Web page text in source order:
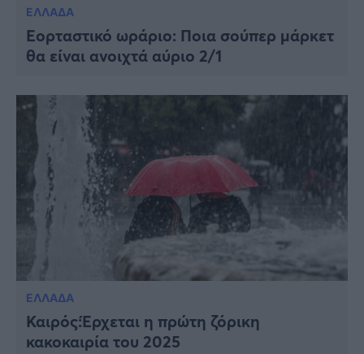
ΕΛΛΑΔΑ
Εορταστικό ωράριο: Ποια σούπερ μάρκετ
θα είναι ανοιχτά αύριο 2/1
ΕΛΛΑΔΑ
Καιρός:Έρχεται η πρώτη ζόρικη
κακοκαιρία του 2025